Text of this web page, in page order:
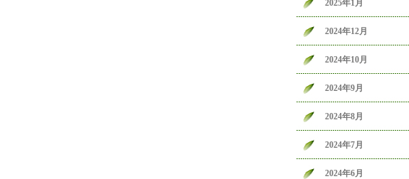
2025年1月
2024年12月
2024年10月
2024年9月
2024年8月
2024年7月
2024年6月